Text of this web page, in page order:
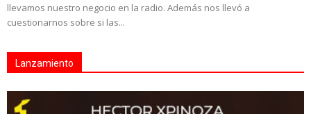
llevamos nuestro negocio en la radio. Además nos llevó a
cuestionarnos sobre si las...
Lanzamiento